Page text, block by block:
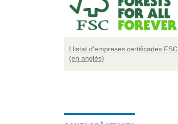
Llistat d'empreses certificades FSC
(en anglès)